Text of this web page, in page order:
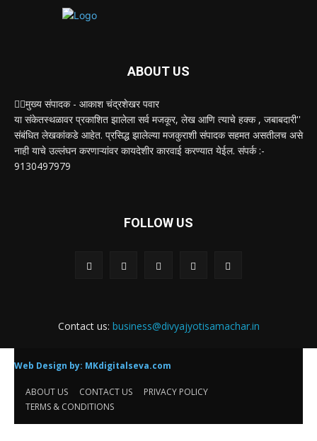
ABOUT US
✍🏻मुख्य संपादक - आकाश चंद्रशेखर पवार
या संकेतस्थळावर प्रकाशित झालेला सर्व मजकूर, लेख आणि त्याचे हक्क , जबाबदारी''
संबंधित लेखकांकडे आहेत. प्रसिद्ध झालेल्या मजकुराशी संपादक सहमत असतीलच असे
नाही याचे उल्लंघन करणाऱ्यांवर कायदेशीर कारवाई करण्यात येईल. संपर्क :-
9130497979
FOLLOW US
Contact us: business@divyajyotisamachar.in
Web Design by: MKdigitalseva.com
ABOUT US CONTACT US
PRIVACY POLICY
TERMS & CONDITIONS